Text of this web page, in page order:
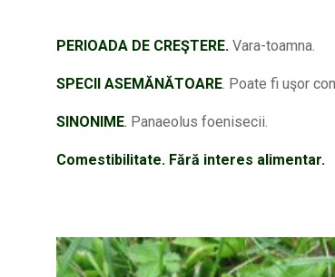
PERIOADA DE CREŞTERE. Vara-toamna.
SPECII ASEMĂNĂTOARE. Poate fi uşor
SINONIME. Panaeolus foenisecii.
Comestibilitate. Fără interes alimentar.